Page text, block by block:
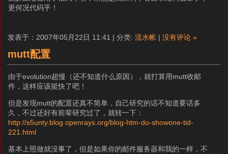
更何况代码乎！
发表于：2007年05月22日 11:41 | 分类: 流水帐 | 没有评论 »
mutt配置
由于evolution超慢（还不知道什么原因），就打算用mutt收邮
件，这样应该挺快了吧！
但是发现mutt的配置还真不简单，自己研究的话不知道要话多
久，不过还好有前辈研究过了，就转一下：
http://s5unty.blog.openrays.org/blog-htm-do-showone-tid-
221.html
基本上照做就没事了，但是如果你的邮件服务器和我的一样，不